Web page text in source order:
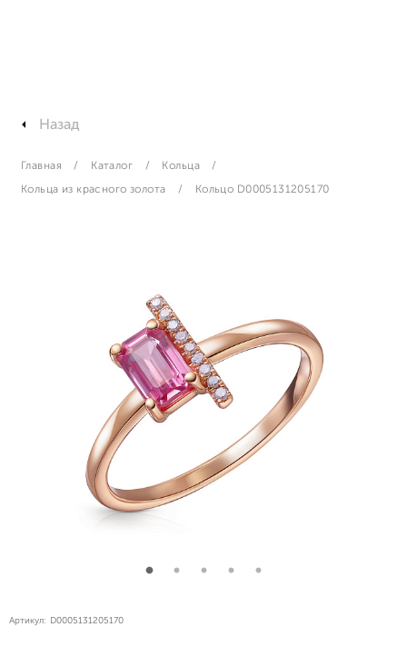
Назад
Главная Каталог Кольца
Кольца из красного золота Кольцо D0005131205170
Артикул: D0005131205170